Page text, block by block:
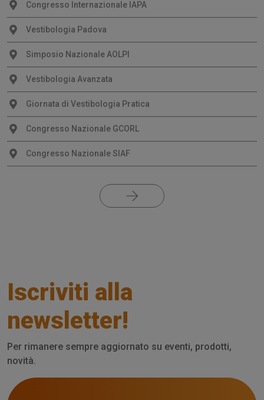
Congresso Internazionale IAPA
Vestibologia Padova
Simposio Nazionale AOLPI
Vestibologia Avanzata
Giornata di Vestibologia Pratica
Congresso Nazionale GCORL
Congresso Nazionale SIAF
Iscriviti alla
newsletter!
Per rimanere sempre aggiornato su eventi, prodotti,
novità.